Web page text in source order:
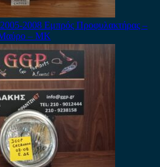
2008 Εμπρός Προφυλακτήρας –
– ΜΚ